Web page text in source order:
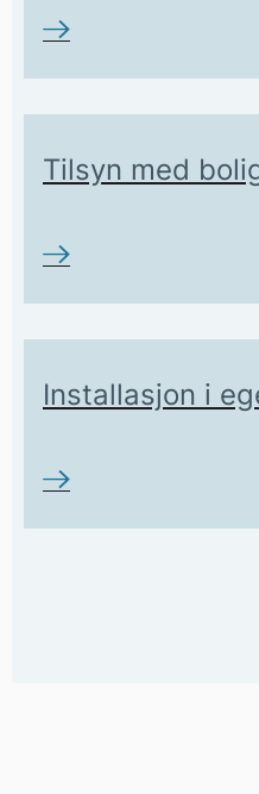
Tilsyn med
Installasjon i